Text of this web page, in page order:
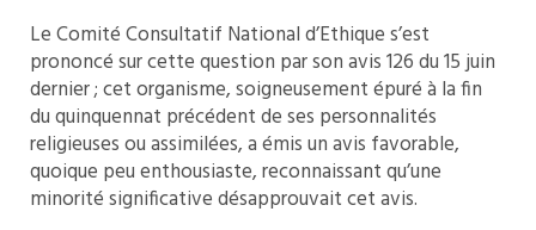
Le Comité Consultatif National d’Ethique s’est
prononcé sur cette question par son avis 126 du 15 juin
dernier ; cet organisme, soigneusement épuré à la fin
du quinquennat précédent de ses personnalités
religieuses ou assimilées, a émis un avis favorable,
quoique peu enthousiaste, reconnaissant qu’une
minorité significative désapprouvait cet avis.